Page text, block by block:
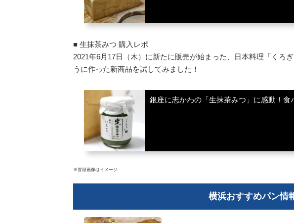
■ 生抹茶みつ 購入レポ
2021年6月17日（木）に新たに販売が始まった、日本料理「くろ
うに作った新商品を試してみました！
銀座に志かわの「生抹茶みつ」に感動！
※冒頭画像はイメージ
横浜おすすめパン情